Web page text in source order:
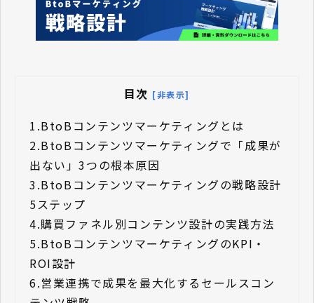
目次 [非表示]
1.BtoBコンテンツマーケティングとは
2.BtoBコンテンツマーケティングで「成果が
出ない」3つの根本原因
3.BtoBコンテンツマーケティングの戦略設計
5ステップ
4.購買ファネル別コンテンツ設計の実践方法
5.BtoBコンテンツマーケティングのKPI・
ROI設計
6.営業連携で成果を最大化するセールスコン